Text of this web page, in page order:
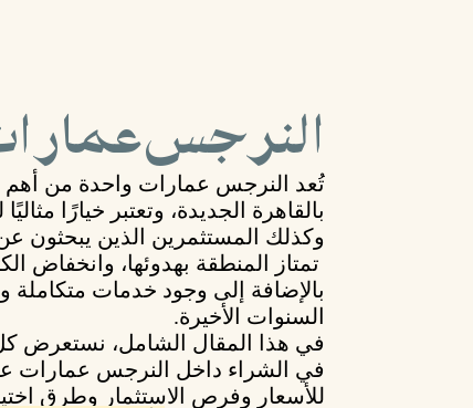
النرجس
تُعد النرجس عمارات واحدة من أهم
بالقاهرة الجديدة، وتعتبر خيارًا
وكذلك المستثمرين الذين يبحثون
تمتاز المنطقة بهدوئها، وانخفاض
بالإضافة إلى وجود خدمات متكاملة
السنوات الأخيرة.
في هذا المقال الشامل، نستعرض
في الشراء داخل النرجس عمارات
للأسعار وفرص الاستثمار وطرق